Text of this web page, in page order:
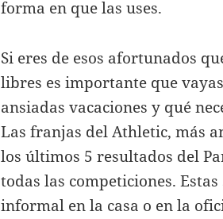
forma en que las uses.
Si eres de esos afortunados
libres es importante que
ansiadas vacaciones y qué
Las franjas del Athletic, más
los últimos 5 resultados del
todas las competiciones.
informal en la casa o en la